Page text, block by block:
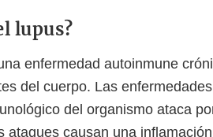
lupus?
enfermedad autoinmune
del cuerpo. Las
del organismo ataca
ataques causan una